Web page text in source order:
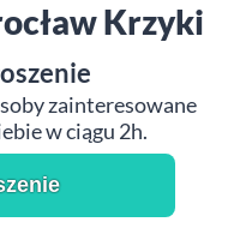
Krzyki
zainteresowane
w ciągu 2h.